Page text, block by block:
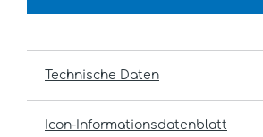
Technische Daten
Icon-Informationsdatenblatt